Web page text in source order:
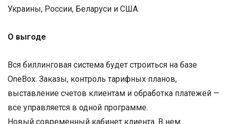
Украины, России, Беларуси и США.
О выгоде
Вся биллинговая система будет строиться на базе
OneBox. Заказы, контроль тарифных планов,
выставление счетов клиентам и обработка платежей —
все управляется в одной программе.
Новый современный кабинет клиента. В нем